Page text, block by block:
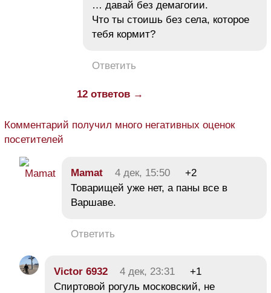
… давай без демагогии.
Что ты стоишь без села, которое
тебя кормит?
Ответить
12 ответов →
Комментарий получил много негативных оценок
посетителей
Mamat 4 дек, 15:50
+2
Товарищей уже нет, а паны все в
Варшаве.
Ответить
Victor 6932 4 дек, 23:31
+1
Спиртовой рогуль московский, не